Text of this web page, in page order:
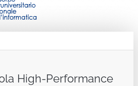
High-Performance